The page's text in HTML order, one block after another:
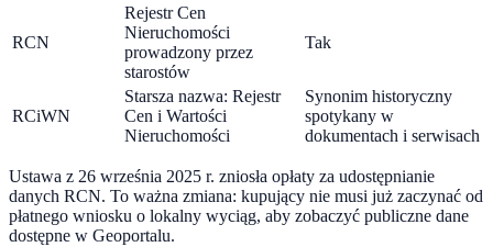
RCN
Rejestr Cen
Nieruchomości
prowadzony przez
starostów
Tak
RCiWN
Starsza nazwa: Rejestr
Cen i Wartości
Nieruchomości
Synonim historyczny
spotykany w
dokumentach i serwisach
Ustawa z 26 września 2025 r. zniosła opłaty za udostępnianie
danych RCN. To ważna zmiana: kupujący nie musi już zaczynać od
płatnego wniosku o lokalny wyciąg, aby zobaczyć publiczne dane
dostępne w Geoportalu.